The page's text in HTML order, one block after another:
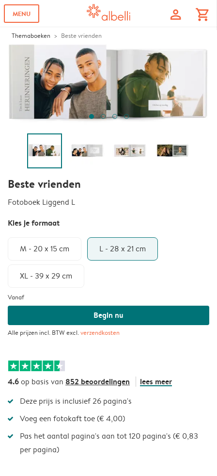
MENU profile shopping_cart
Themaboeken Beste vrienden
Beste vrienden
Fotoboek Liggend L
Kies je formaat
M - 20 x 15 cm L - 28 x 21 cm
XL - 39 x 29 cm
Vanaf
Begin nu
Alle prijzen incl. BTW excl.verzendkosten
4.6op basis van 852 beoordelingen lees meer
Deze prijs is inclusief 26 pagina's
Voeg een fotokaft toe (€ 4,00)
Pas het aantal pagina's aan tot 120 pagina's (€ 0,83
per pagina)